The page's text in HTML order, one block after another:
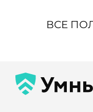
ВСЕ